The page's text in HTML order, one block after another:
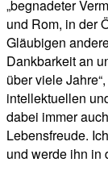
„begnadeter
und Rom, in der
Gläubigen
Dankbarkeit an
über viele
intellektuellen
dabei immer
Lebensfreude.
und werde ihn in